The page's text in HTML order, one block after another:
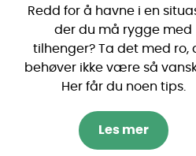
Redd for å havne i en
der du må rygge med
tilhenger? Ta det med ro,
behøver ikke være så
Her får du noen tips.
Les mer